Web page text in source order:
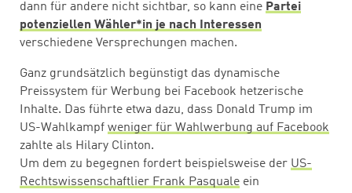
dann für andere nicht sichtbar, so kann eine Partei
potenziellen Wähler*in je nach Interessen
verschiedene Versprechungen machen.
Ganz grundsätzlich begünstigt das dynamische
Preissystem für Werbung bei Facebook hetzerische
Inhalte. Das führte etwa dazu, dass Donald Trump im
US-Wahlkampf weniger für Wahlwerbung auf Facebook
zahlte als Hilary Clinton.
Um dem zu begegnen fordert beispielsweise der US-
Rechtswissenschaftlier Frank Pasquale ein